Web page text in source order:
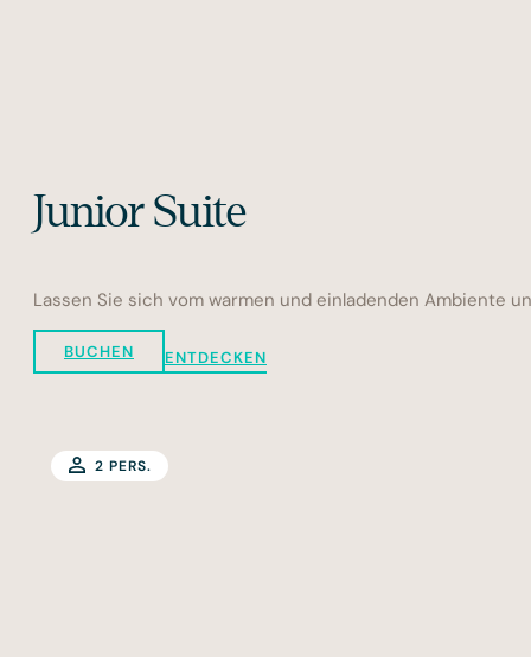
Junior Suite
Lassen Sie sich vom warmen und einladenden Ambiente
BUCHEN ENTDECKEN
2 PERS.